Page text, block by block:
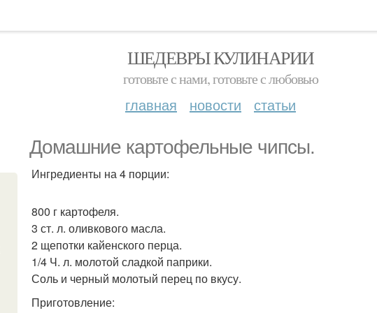
ШЕДЕВРЫ КУЛИНАРИИ
готовьте с нами, готовьте с любовью
главная новости статьи
Домашние картофельные чипсы.
Ингредиенты на 4 порции:
800 г картофеля.
3 ст. л. оливкового масла.
2 щепотки кайенского перца.
1/4 Ч. л. молотой сладкой паприки.
Соль и черный молотый перец по вкусу.
Приготовление: